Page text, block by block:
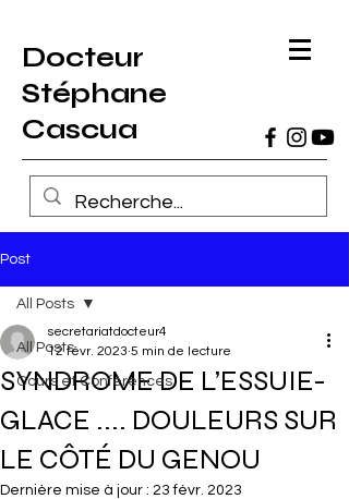
Docteur
Stéphane
Cascua
Post
All Posts
Cours et Conférences
All Posts
SYNDROME DE L’ESSUIE-
GLACE .... DOULEURS SUR
LE CÔTÉ DU GENOU
secretariatdocteur4
12 févr. 2023 5 min de lecture
Dernière mise à jour : 23 févr. 2023